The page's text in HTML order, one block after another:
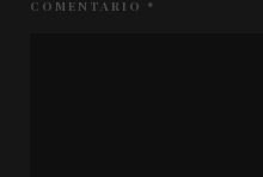
COMENTARIO *